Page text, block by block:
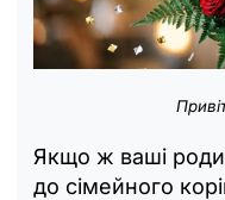
Якщо ж ваші
до сімейного